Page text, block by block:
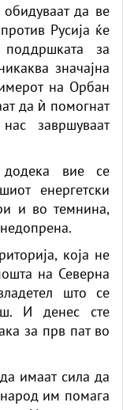
да ве
Русија ќе
за
значајна
на Орбан
да ѝ помогнат
завршуваат
вие се
енергетски
и во темнина,
која не
на Северна
што се
И денес сте
за прв пат во
имаат сила да
им помага